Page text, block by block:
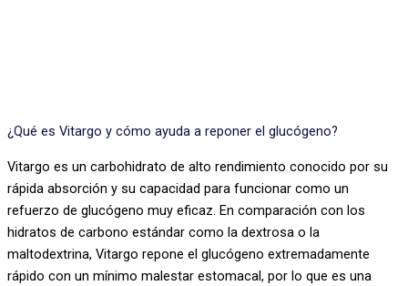
¿Qué es Vitargo y cómo ayuda a reponer el glucógeno?
Vitargo es un carbohidrato de alto rendimiento conocido por su
rápida absorción y su capacidad para funcionar como un
refuerzo de glucógeno muy eficaz. En comparación con los
hidratos de carbono estándar como la dextrosa o la
maltodextrina, Vitargo repone el glucógeno extremadamente
rápido con un mínimo malestar estomacal, por lo que es una